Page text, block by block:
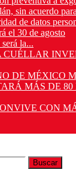
sin acuerdo
de datos
el 30 de agosto
la...
CUÉLLAR
DE MÉXICO
MÁS DE 80
CON
Buscar